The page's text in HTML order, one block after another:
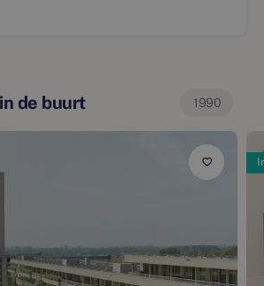
de buurt 1990